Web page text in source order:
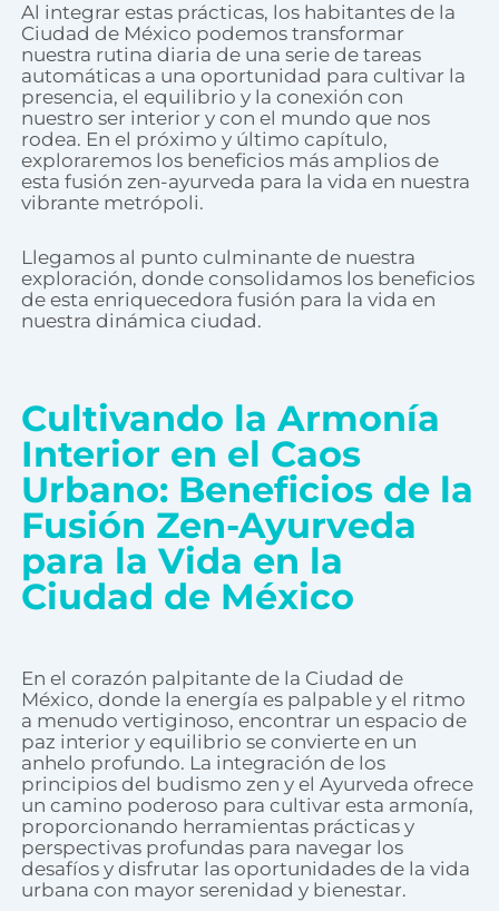
Al integrar estas prácticas, los habitantes de la
Ciudad de México podemos transformar
nuestra rutina diaria de una serie de tareas
automáticas a una oportunidad para cultivar la
presencia, el equilibrio y la conexión con
nuestro ser interior y con el mundo que nos
rodea. En el próximo y último capítulo,
exploraremos los beneficios más amplios de
esta fusión zen-ayurveda para la vida en nuestra
vibrante metrópoli.
Llegamos al punto culminante de nuestra
exploración, donde consolidamos los beneficios
de esta enriquecedora fusión para la vida en
nuestra dinámica ciudad.
Cultivando la Armonía
Interior en el Caos
Urbano: Beneficios de la
Fusión Zen-Ayurveda
para la Vida en la
Ciudad de México
En el corazón palpitante de la Ciudad de
México, donde la energía es palpable y el ritmo
a menudo vertiginoso, encontrar un espacio de
paz interior y equilibrio se convierte en un
anhelo profundo. La integración de los
principios del budismo zen y el Ayurveda ofrece
un camino poderoso para cultivar esta armonía,
proporcionando herramientas prácticas y
perspectivas profundas para navegar los
desafíos y disfrutar las oportunidades de la vida
urbana con mayor serenidad y bienestar.